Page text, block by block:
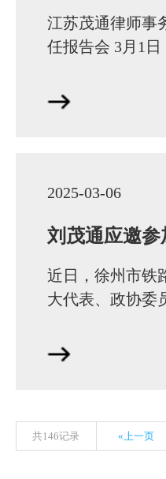
江苏茂通律师事
任报告会 3月1
所2024—2025年
2025-03-06
近日，徐州市铁
大代表、政协委
市人民检察院党
共146记录 «上一页